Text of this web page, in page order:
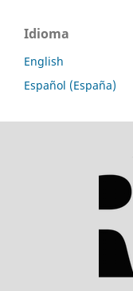
Idioma
English
Español (España)